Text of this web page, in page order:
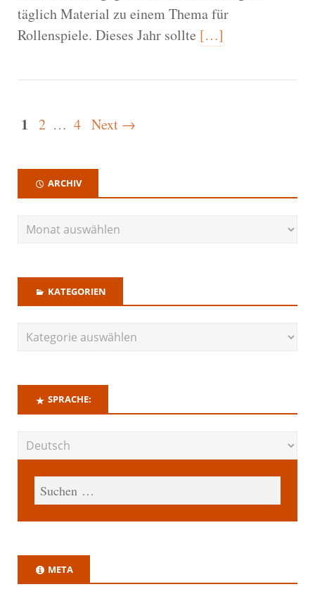
täglich Material zu einem Thema für
Rollenspiele. Dieses Jahr sollte […]
1 2 … 4 Next →
ARCHIV
KATEGORIEN
SPRACHE:
META